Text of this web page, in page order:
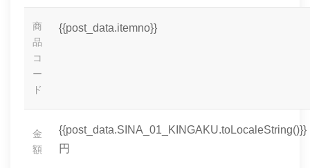
商
品
コ
ー
ド
{{post_data.itemno}}
金
額
{{post_data.SINA_01_KINGAKU.toLocaleString()}}
円